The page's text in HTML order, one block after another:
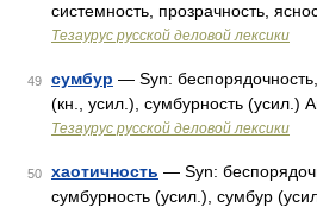
системность, прозрачность,
Тезаурус русской деловой лексики
49 сумбур — Syn: беспорядочность,
(кн., усил.), сумбурность (усил.)
Тезаурус русской деловой лексики
50 хаотичность — Syn:
сумбурность (усил.), сумбур